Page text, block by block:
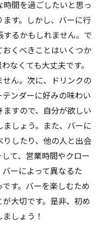
間を過ごしたいと思っ
す。しかし、バーに行
するかもしれません。で
くべきことはいくつか
なくても大丈夫です。
ん。次に、ドリンクの
ンダーに好みの味わい
すので、自分が欲しい
ましょう。また、バーに
したり、他の人と出会
て、営業時間やクロー
ーによって異なるた
す。バーを楽しむため
大切です。是非、初め
しょう！